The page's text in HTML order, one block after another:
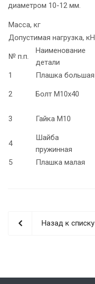
диаметром 10-12 мм.
Масса, кг
Допустимая нагрузка, кН
№ п.п.
Наименование
детали
1 Плашка большая
2 Болт М10х40
3 Гайка М10
4
Шайба
пружинная
5
Плашка малая
Назад к списку